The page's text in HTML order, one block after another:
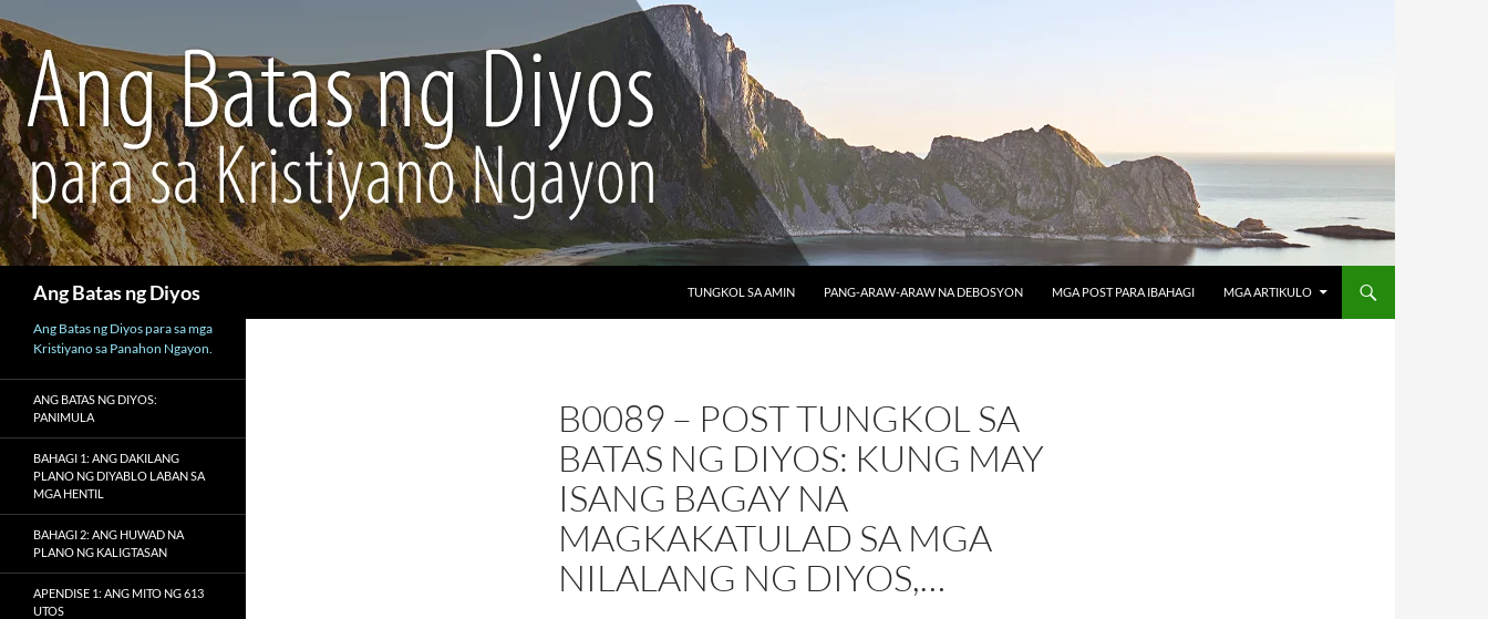
Ang Batas ng Diyos
TUNGKOL SA AMIN
PANG-ARAW-ARAW NA DEBOSYON MGA POST PARA IBAHAGI MGA ARTIKULO
B0089 – POST TUNGKOL SA
BATAS NG DIYOS: KUNG MAY
ISANG BAGAY NA
MAGKAKATULAD SA MGA
NILALANG NG DIYOS,…
Ang Batas ng Diyos para sa mga
Kristiyano sa Panahon Ngayon.
ANG BATAS NG DIYOS:
PANIMULA
BAHAGI 1: ANG DAKILANG
PLANO NG DIYABLO LABAN SA
MGA HENTIL
BAHAGI 2: ANG HUWAD NA
PLANO NG KALIGTASAN
APENDISE 1: ANG MITO NG 613
UTOS